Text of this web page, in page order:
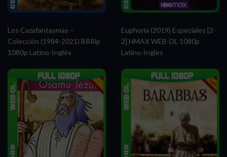
Los Cazafantasmas –
Colección (1984-2021) BRRip
1080p Latino-Inglés
Euphoria (2019) Especiales [2-
2] HMAX WEB-DL 1080p
Latino-Ingles